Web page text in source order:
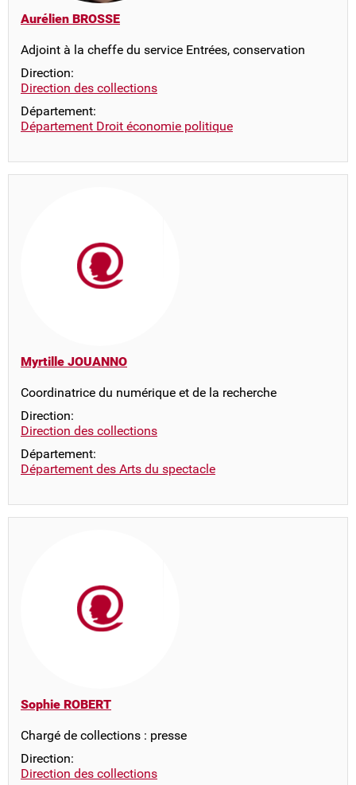
Aurélien BROSSE
Adjoint à la cheffe du service Entrées, conservation
Direction:
Direction des collections
Département:
Département Droit économie politique
Myrtille JOUANNO
Coordinatrice du numérique et de la recherche
Direction:
Direction des collections
Département:
Département des Arts du spectacle
Sophie ROBERT
Chargé de collections : presse
Direction:
Direction des collections